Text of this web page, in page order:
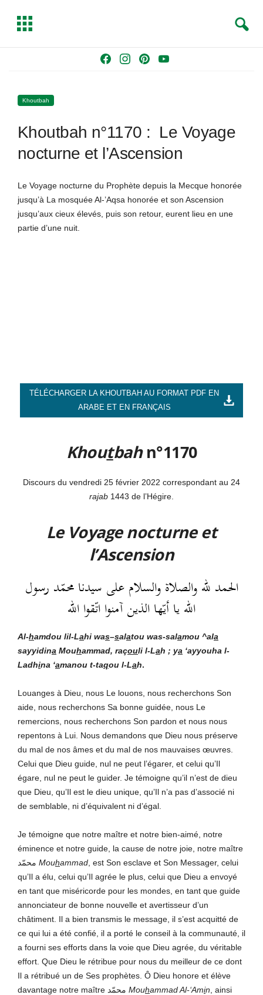
o
k
g
a
s
Y
b
T
g
e
a
Khoutbah
Khoutbah n°1170 : Le Voyage
nocturne et l’Ascension
Le Voyage nocturne du Prophète depuis la Mecque honorée
jusqu’à La mosquée Al-’Aqsa honorée et son Ascension
jusqu’aux cieux élevés, puis son retour, eurent lieu en une
partie d’une nuit.
TÉLÉCHARGER LA KHOUTBAH AU FORMAT PDF EN
ARABE ET EN FRANÇAIS
Khoutbahn°1170
Discours du vendredi 25 février 2022 correspondant au 24
rajab 1443 de l’Hégire.
Le Voyage nocturne et
l’Ascension
الحمد لله والصلاة والسلام على سيدنا محمّد رسول
الله يا أيّها الذين آمنوا اتّقوا الله
Al-hamdou lil-Lahi was–salatou was-salamou ^ala
sayyidina Mouhammad, raçouli l-Lah ; ya ‘ayyouha l-
Ladhina ‘amanou t-taqou l-Lah.
Louanges à Dieu, nous Le louons, nous recherchons Son
aide, nous recherchons Sa bonne guidée, nous Le
remercions, nous recherchons Son pardon et nous nous
repentons à Lui. Nous demandons que Dieu nous préserve
du mal de nos âmes et du mal de nos mauvaises œuvres.
Celui que Dieu guide, nul ne peut l’égarer, et celui qu’Il
égare, nul ne peut le guider. Je témoigne qu’il n’est de dieu
que Dieu, qu’Il est le dieu unique, qu’Il n’a pas d’associé ni
de semblable, ni d’équivalent ni d’égal.
Je témoigne que notre maître et notre bien-aimé, notre
éminence et notre guide, la cause de notre joie, notre maître
Mouhammad , est Son esclave et Son Messager, celui
qu’Il a élu, celui qu’Il agrée le plus, celui que Dieu a envoyé
en tant que miséricorde pour les mondes, en tant que guide
annonciateur de bonne nouvelle et avertisseur d’un
châtiment. Il a bien transmis le message, il s’est acquitté de
ce qui lui a été confié, il a porté le conseil à la communauté, il
a fourni ses efforts dans la voie que Dieu agrée, du véritable
effort. Que Dieu le rétribue pour nous du meilleur de ce dont
Il a rétribué un de Ses prophètes. Ô Dieu honore et élève
MouhammadAl-‘Amin , ainsi